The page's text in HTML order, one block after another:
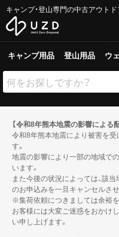
キャンプ・登山専門の中古アウト
キャンプ用品 登山用品 ウ
【令和8年熊本地震の影響による
令和8年熊本地震により被害を
す。
地震の影響により一部の地域で
います。
また今後の状況によっては、該
のお申込みを一旦キャンセルさ
※集荷依頼につきましては余裕
お客様には大変ご迷惑をおかけ
い申し上げます。